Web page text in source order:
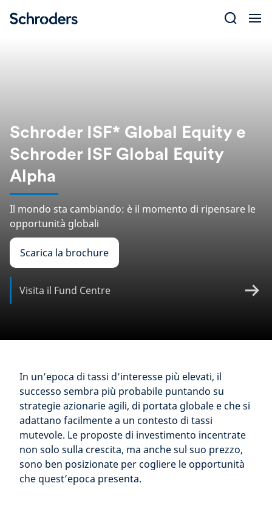
Schroder ISF* Global Equity e
Schroder ISF Global Equity
Alpha
Il mondo sta cambiando: è il momento di ripensare le
opportunità globali
Scarica la brochure
Visita il Fund Centre
In un’epoca di tassi d’interesse più elevati, il
successo sembra più probabile puntando su
strategie azionarie agili, di portata globale e che si
adattano facilmente a un contesto di tassi
mutevole. Le proposte di investimento incentrate
non solo sulla crescita, ma anche sul suo prezzo,
sono ben posizionate per cogliere le opportunità
che quest’epoca presenta.